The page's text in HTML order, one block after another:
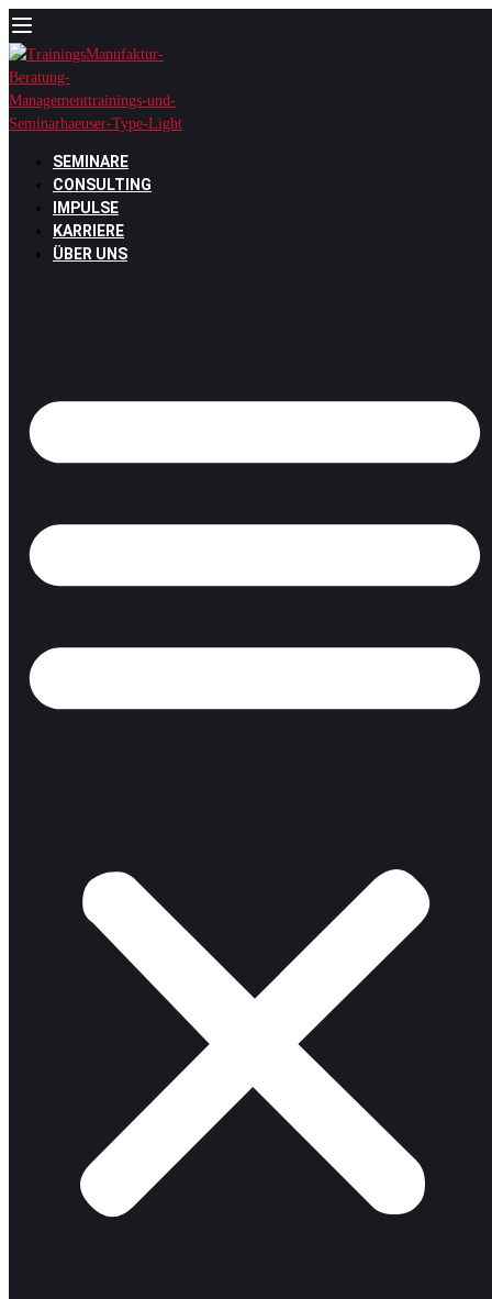
Zum
Inhalt
springen
SEMINARE
CONSULTING
IMPULSE
KARRIERE
ÜBER UNS